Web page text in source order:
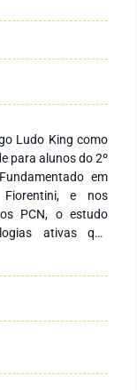
Ludo King como
para alunos do 2º
em
e nos
PCN, o estudo
ativas que
significativa e
um questionário
o jogo Ludo King
e aplicação de um
avanços na
uma melhora
o uso do jogo,